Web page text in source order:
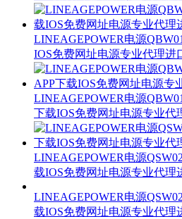
LINEAGEPOWER电源
IOS免费网址电源专业代理进
LINEAGEPOWER电源
下载IOS免费网址电源专业代
LINEAGEPOWER电源
载IOS免费网址电源专业代理
LINEAGEPOWER电源
载IOS免费网址电源专业代理